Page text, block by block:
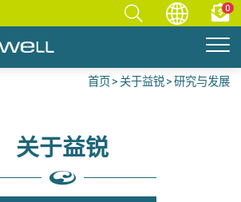
0
首页 关于益锐 研究与发展
关于益锐